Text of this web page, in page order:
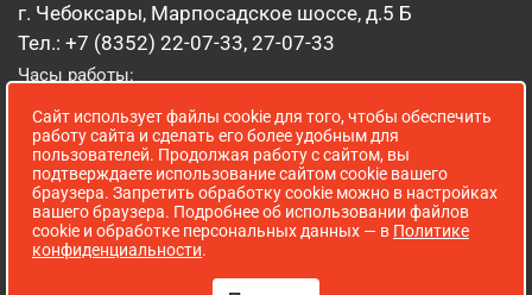
г. Чебоксары, Марпосадское шоссе, д.5 Б
Тел.: +7 (8352) 22-07-33, 27-07-33
Часы работы:
Суббота, Воскресенье: с 8:00 до 16:00
г. Йошкар-Ола, ул. Луначарского, д. 52 А
Тел.: (8362) 41-07-31
Часы работы:
Понедельник – Пятница: с 8:00 до 18:00
Сайт использует файлы cookie для того, чтобы обеспечить
работу сайта и сделать его более удобным для
пользователей. Продолжая работу с сайтом, вы
подтверждаете использование сайтом cookie вашего
браузера. Запретить обработку cookie можно в настройках
вашего браузера. Подробнее об использовании файлов
cookie и обработке персональных данных — в Политике
конфиденциальности.